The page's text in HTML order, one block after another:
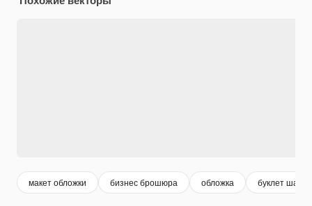
макет обложки бизнес брошюра обложка буклет